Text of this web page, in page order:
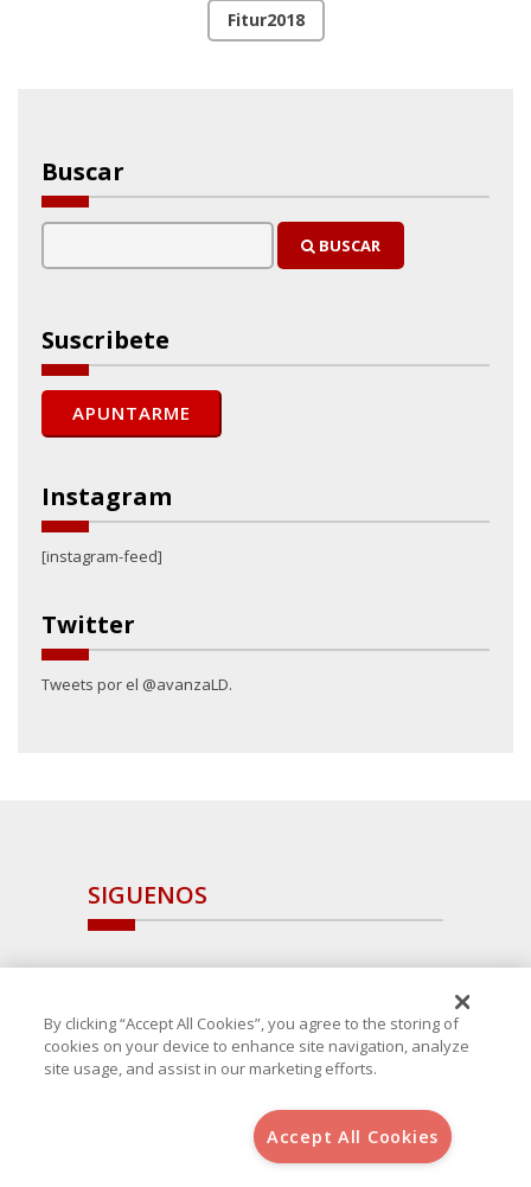
Fitur2018
Buscar
BUSCAR
Suscribete
Instagram
[instagram-feed]
Twitter
Tweets por el @avanzaLD.
SIGUENOS
, S.L.U.(B-64405731) c/ San Norberto
By clicking “Accept All Cookies”, you agree to the storing of
cookies on your device to enhance site navigation, analyze
site usage, and assist in our marketing efforts.
Accept All Cookies